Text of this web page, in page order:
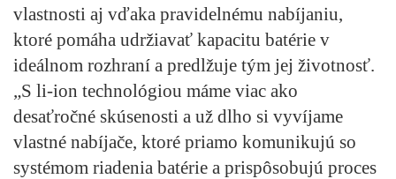
vlastnosti aj vďaka pravidelnému nabíjaniu,
ktoré pomáha udržiavať kapacitu batérie v
ideálnom rozhraní a predlžuje tým jej životnosť.
„S li-ion technológiou máme viac ako
desaťročné skúsenosti a už dlho si vyvíjame
vlastné nabíjače, ktoré priamo komunikujú so
systémom riadenia batérie a prispôsobujú proces